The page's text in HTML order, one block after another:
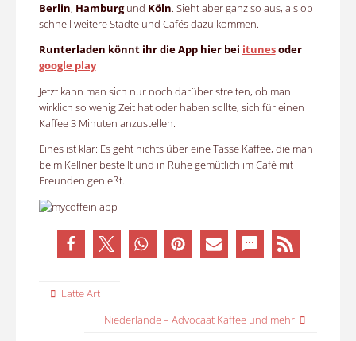
Berlin, Hamburgund Köln. Sieht aber ganz so aus, als ob
schnell weitere Städte und Cafés dazu kommen.
Runterladen könnt ihr die App hier bei itunesoder
google play
Jetzt kann man sich nur noch darüber streiten, ob man
wirklich so wenig Zeit hat oder haben sollte, sich für einen
Kaffee 3 Minuten anzustellen.
Eines ist klar: Es geht nichts über eine Tasse Kaffee, die man
beim Kellner bestellt und in Ruhe gemütlich im Café mit
Freunden genießt.
Latte Art
Niederlande – Advocaat Kaffee und mehr